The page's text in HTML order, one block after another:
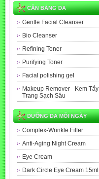
CÂN BẰNG DA
Gentle Facial Cleanser
Bio Cleanser
Refining Toner
Purifying Toner
Facial polishing gel
Makeup Remover - Kem Tẩy
Trang Sạch Sâu
DƯỠNG DA MỖI NGÀY
Complex-Wrinkle Filler
Anti-Aging Night Cream
Eye Cream
Dark Circle Eye Cream 15ml